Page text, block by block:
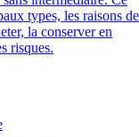
types, les raisons de
la conserver en
risques.